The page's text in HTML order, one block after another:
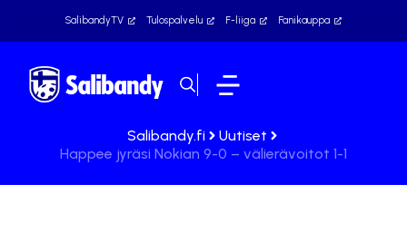
SalibandyTV Tulospalvelu F-liiga Fanikauppa
Salibandy.fi
Uutiset
Happee jyräsi Nokian 9-0 – välierävoitot 1-1